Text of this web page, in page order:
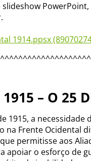
slideshow
1914.ppsx
1915 – O 25
1915, a
na Frente Ocidental
permitisse aos
apoiar o esforço de